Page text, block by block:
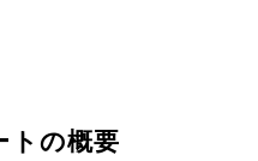
トの概要